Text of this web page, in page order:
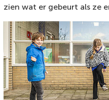
zien wat er gebeurt als ze